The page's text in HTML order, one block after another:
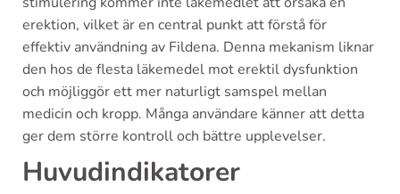
erektion, vilket är en central punkt att förstå för
effektiv användning av Fildena. Denna mekanism liknar
den hos de flesta läkemedel mot erektil dysfunktion
och möjliggör ett mer naturligt samspel mellan
medicin och kropp. Många användare känner att detta
ger dem större kontroll och bättre upplevelser.
Huvudindikatorer